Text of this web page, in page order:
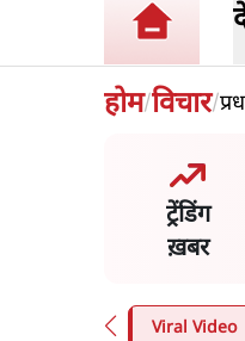
होम/विचार/
ट्रेंडिंग
ख़बर
का इंस्टा हैंडल बैनः AAP
Viral Video